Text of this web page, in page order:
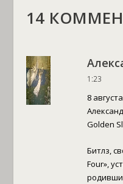
14
1:23
8
Golden
Битлз,
Four»,